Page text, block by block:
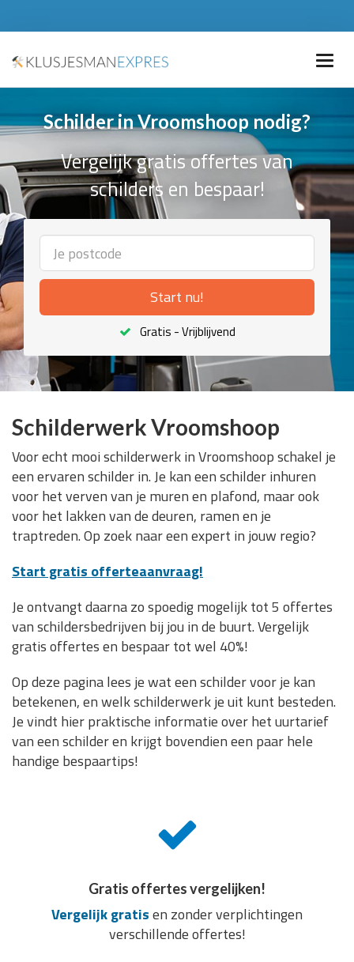
Schilder in Vroomshoop nodig?
Vergelijk gratis offertes van
schilders en bespaar!
Start nu!
Gratis - Vrijblijvend
Schilderwerk Vroomshoop
Voor echt mooi schilderwerk in Vroomshoop schakel je
een ervaren schilder in. Je kan een schilder inhuren
voor het verven van je muren en plafond, maar ook
voor het lakken van de deuren, ramen en je
traptreden. Op zoek naar een expert in jouw regio?
Start gratis offerteaanvraag!
Je ontvangt daarna zo spoedig mogelijk tot 5 offertes
van schildersbedrijven bij jou in de buurt. Vergelijk
gratis offertes en bespaar tot wel 40%!
Op deze pagina lees je wat een schilder voor je kan
betekenen, en welk schilderwerk je uit kunt besteden.
Je vindt hier praktische informatie over het uurtarief
van een schilder en krijgt bovendien een paar hele
handige bespaartips!
Gratis offertes vergelijken!
Vergelijk gratisen zonder verplichtingen
verschillende offertes!